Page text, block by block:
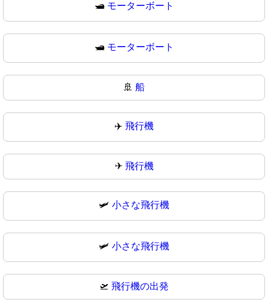
🛥️ モーターボート
🛥 モーターボート
🚢 船
✈️ 飛行機
✈ 飛行機
🛩️ 小さな飛行機
🛩 小さな飛行機
🛫 飛行機の出発